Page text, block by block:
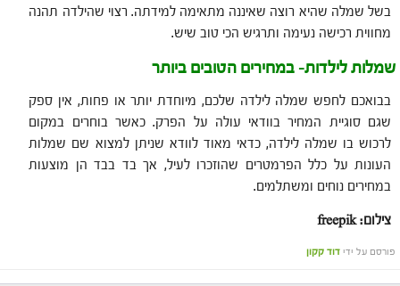
בשל שמלה שהיא רוצה שאיננה מתאימה למידתה. רצוי שהילדה תהנה
מחווית רכישה נעימה ותרגיש הכי טוב שיש.
שמלות לילדות- במחירים הטובים ביותר
בבואכם לחפש שמלה לילדה שלכם, מיוחדת יותר או פחות, אין ספק
שגם סוגיית המחיר בוודאי עולה על הפרק. כאשר בוחרים במקום
לרכוש בו שמלה לילדה, כדאי מאוד לוודא שניתן למצוא שם שמלות
העונות על כלל הפרמטרים שהוזכרו לעיל, אך בד בבד הן מוצעות
במחירים נוחים ומשתלמים.
צילום: freepik
פורסם על ידי דוד קקון